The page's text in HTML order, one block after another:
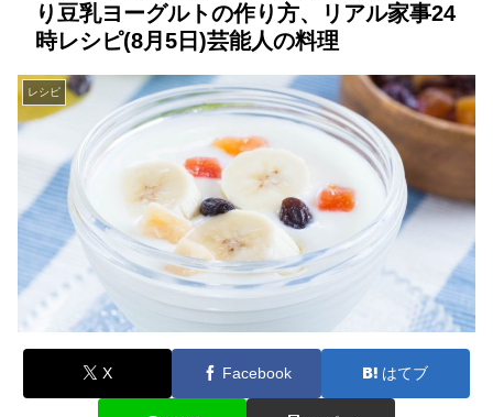
り豆乳ヨーグルトの作り方、リアル家事24
時レシピ(8月5日)芸能人の料理
レシピ
X Facebook はてブ